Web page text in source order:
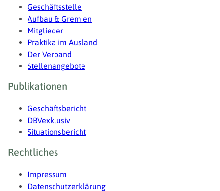
Geschäftsstelle
Aufbau & Gremien
Mitglieder
Praktika im Ausland
Der Verband
Stellenangebote
Publikationen
Geschäftsbericht
DBVexklusiv
Situationsbericht
Rechtliches
Impressum
Datenschutzerklärung